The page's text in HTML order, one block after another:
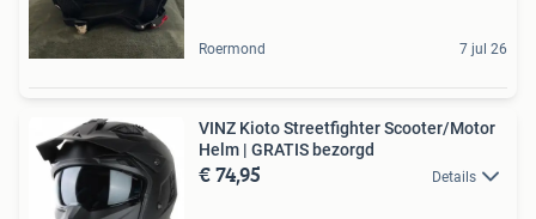
Roermond 7 jul 26
VINZ Kioto Streetfighter Scooter/Motor
Helm | GRATIS bezorgd
€ 74,95 Details